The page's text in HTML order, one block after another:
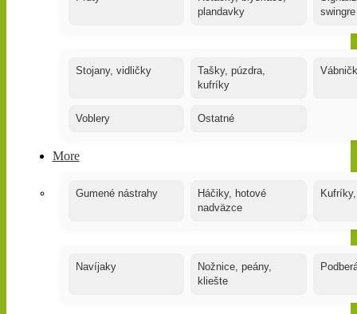
plandavky
swingre
Stojany, vidličky
Tašky, púzdra,
kufríky
Voblery Ostatné
More
Gumené nástrahy
Háčiky, hotové
nadväzce
Navíjaky
Nožnice, peány,
kliešte